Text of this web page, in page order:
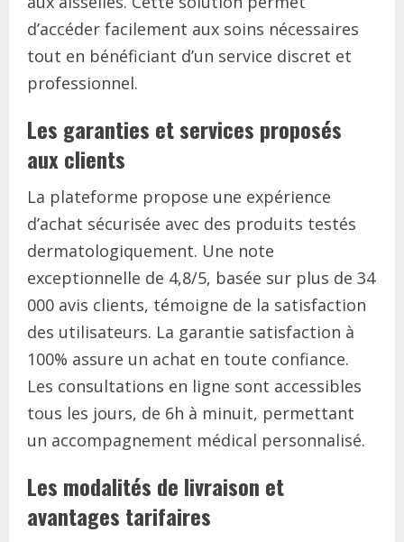
d’accéder facilement aux soins nécessaires
tout en bénéficiant d’un service discret et
professionnel.
Les garanties et services proposés
aux clients
La plateforme propose une expérience
d’achat sécurisée avec des produits testés
dermatologiquement. Une note
exceptionnelle de 4,8/5, basée sur plus de 34
000 avis clients, témoigne de la satisfaction
des utilisateurs. La garantie satisfaction à
100% assure un achat en toute confiance.
Les consultations en ligne sont accessibles
tous les jours, de 6h à minuit, permettant
un accompagnement médical personnalisé.
Les modalités de livraison et
avantages tarifaires